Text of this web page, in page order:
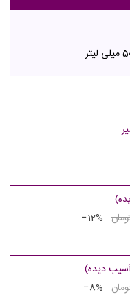
لیتر
‎−12%
دیده)
‎−8%